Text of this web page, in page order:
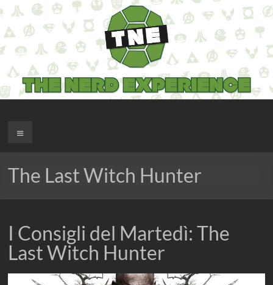
Salta
al
contenuto
The Nerd Experience
Menu
The Last Witch Hunter
I Consigli del Martedì: The
Last Witch Hunter